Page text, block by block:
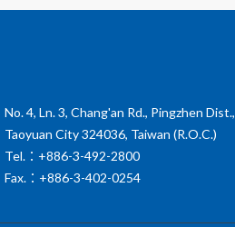
No. 4, Ln. 3, Chang'an Rd., Pingzhen Dist.,
Taoyuan City 324036, Taiwan (R.O.C.)
Tel.：+886-3-492-2800
Fax.：+886-3-402-0254